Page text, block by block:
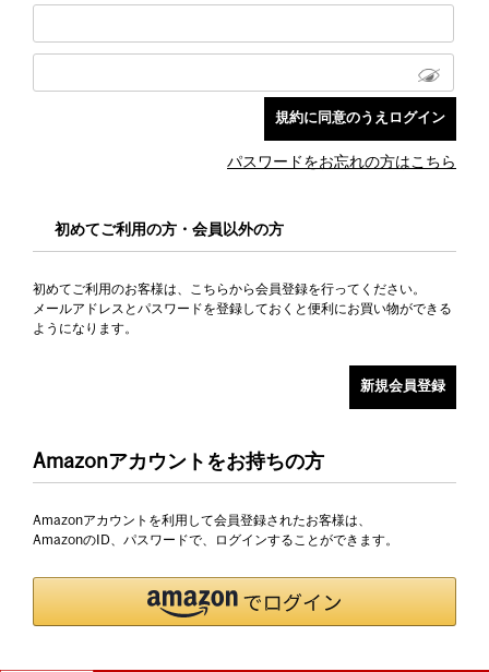
パスワードをお忘れの方はこちら
初めてご利用の方・会員以外の方
初めてご利用のお客様は、こちらから会員登録を行ってください。
メールアドレスとパスワードを登録しておくと便利にお買い物ができる
ようになります。
Amazonアカウントをお持ちの方
Amazonアカウントを利用して会員登録されたお客様は、
AmazonのID、パスワードで、ログインすることができます。